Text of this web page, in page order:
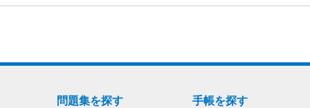
問題集を探す 手帳を探す